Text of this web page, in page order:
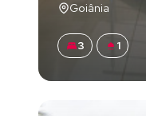
Goiânia
3 1